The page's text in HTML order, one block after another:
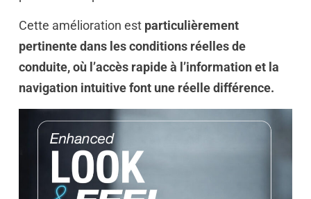
Cette amélioration est particulièrement
pertinente dans les conditions réelles de
conduite, où l’accès rapide à l’information et la
navigation intuitive font une réelle différence.